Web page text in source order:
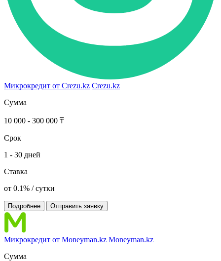
Микрокредит от Crezu.kz Crezu.kz
Сумма
10 000 - 300 000 ₸
Срок
1 - 30 дней
Ставка
от 0.1% / сутки
Подробнее Отправить заявку
Микрокредит от Moneyman.kz Moneyman.kz
Сумма